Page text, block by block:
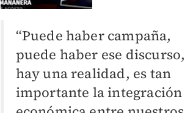
“Puede haber campaña,
puede haber ese discurso,
hay una realidad, es tan
importante la integración